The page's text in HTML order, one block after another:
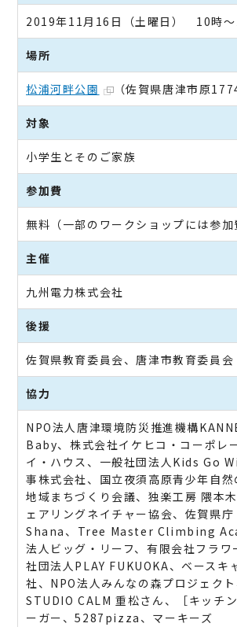
2019年11月16日（土曜日） 10時
場所
松浦河畔公園 （佐賀県唐津市原
対象
小学生とそのご家族
参加費
無料（一部のワークショップには参加
主催
九州電力株式会社
後援
佐賀県教育委員会、唐津市教育委員会
協力
NPO法人唐津環境防災推進機構
Baby、株式会社イケヒコ・コーポレ
イ・ハウス、一般社団法人Kids Go
事株式会社、国立夜須高原青少年自
地域まちづくり会議、独楽工房 隈本
ェアリングネイチャー協会、佐賀県庁
Shana、Tree Master Climbing
法人ビッグ・リーフ、有限会社フラワ
社団法人PLAY FUKUOKA、ベースキ
社、NPO法人みんなの森プロジェクト
STUDIO CALM 重松さん、［キッチ
ーガー、5287pizza、マーキーズ